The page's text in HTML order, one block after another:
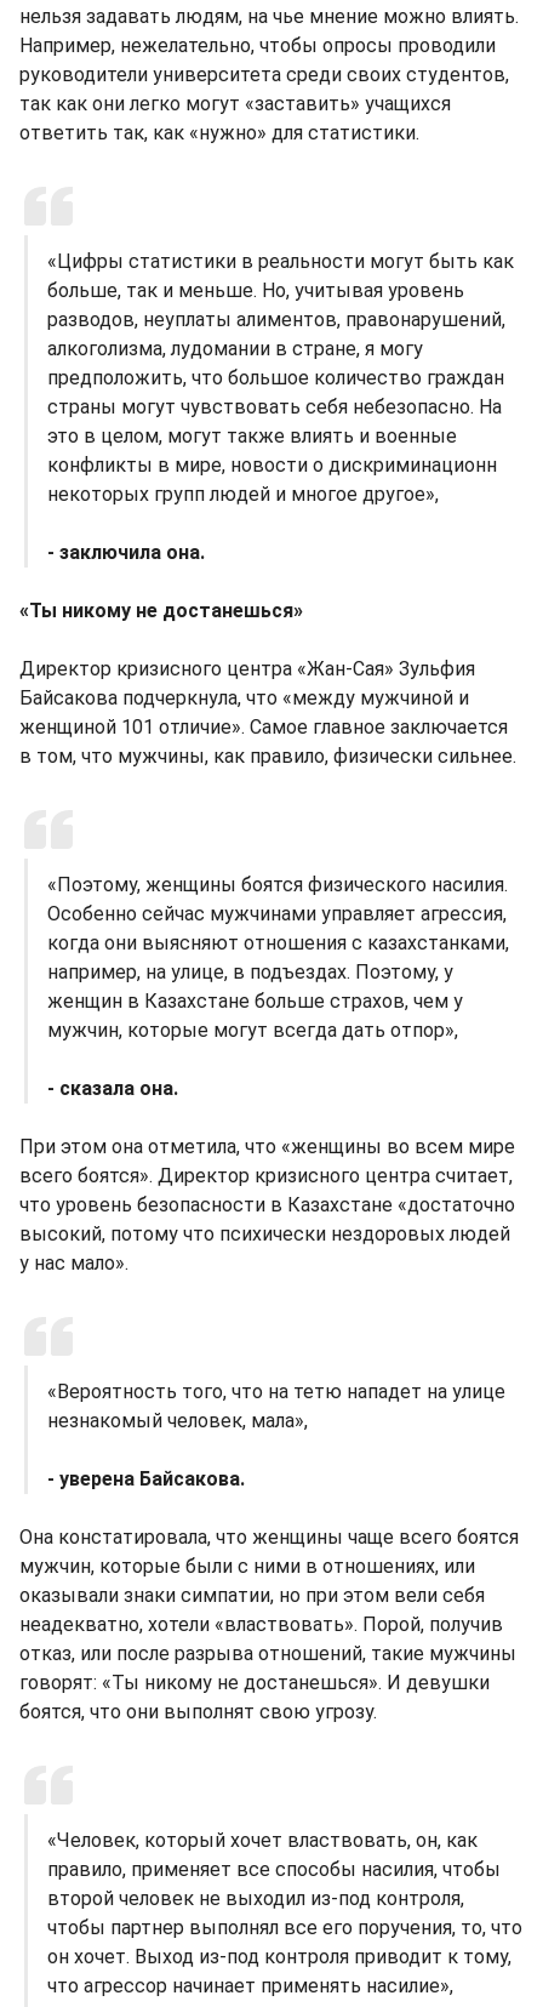
нельзя задавать людям, на чье мнение можно влиять.
Например, нежелательно, чтобы опросы проводили
руководители университета среди своих студентов,
так как они легко могут «заставить» учащихся
ответить так, как «нужно» для статистики.
«Цифры статистики в реальности могут быть как
больше, так и меньше. Но, учитывая уровень
разводов, неуплаты алиментов, правонарушений,
алкоголизма, лудомании в стране, я могу
предположить, что большое количество граждан
страны могут чувствовать себя небезопасно. На
это в целом, могут также влиять и военные
конфликты в мире, новости о дискриминационн
некоторых групп людей и многое другое»,
- заключила она.
«Ты никому не достанешься»
Директор кризисного центра «Жан-Сая» Зульфия
Байсакова подчеркнула, что «между мужчиной и
женщиной 101 отличие». Самое главное заключается
в том, что мужчины, как правило, физически сильнее.
«Поэтому, женщины боятся физического насилия.
Особенно сейчас мужчинами управляет агрессия,
когда они выясняют отношения с казахстанками,
например, на улице, в подъездах. Поэтому, у
женщин в Казахстане больше страхов, чем у
мужчин, которые могут всегда дать отпор»,
- сказала она.
При этом она отметила, что «женщины во всем мире
всего боятся». Директор кризисного центра считает,
что уровень безопасности в Казахстане «достаточно
высокий, потому что психически нездоровых людей
у нас мало».
«Вероятность того, что на тетю нападет на улице
незнакомый человек, мала»,
- уверена Байсакова.
Она констатировала, что женщины чаще всего боятся
мужчин, которые были с ними в отношениях, или
оказывали знаки симпатии, но при этом вели себя
неадекватно, хотели «властвовать». Порой, получив
отказ, или после разрыва отношений, такие мужчины
говорят: «Ты никому не достанешься». И девушки
боятся, что они выполнят свою угрозу.
«Человек, который хочет властвовать, он, как
правило, применяет все способы насилия, чтобы
второй человек не выходил из-под контроля,
чтобы партнер выполнял все его поручения, то, что
он хочет. Выход из-под контроля приводит к тому,
что агрессор начинает применять насилие»,